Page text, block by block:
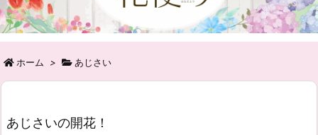
ホーム > あじさい
あじさいの開花！